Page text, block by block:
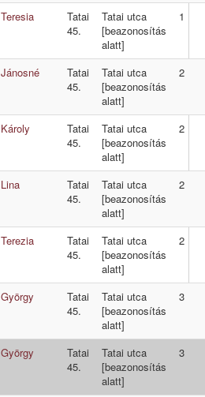
Teresia
Tatai
45.
Tatai utca
[beazonosítás
alatt]
1
Jánosné
Tatai
45.
Tatai utca
[beazonosítás
alatt]
2
Károly
Tatai
45.
Tatai utca
[beazonosítás
alatt]
2
Lina
Tatai
45.
Tatai utca
[beazonosítás
alatt]
2
Terezia
Tatai
45.
Tatai utca
[beazonosítás
alatt]
2
György
Tatai
45.
Tatai utca
[beazonosítás
alatt]
3
György
Tatai
45.
Tatai utca
[beazonosítás
alatt]
3